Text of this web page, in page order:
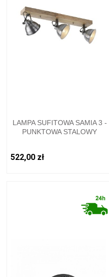
LAMPA SUFITOWA SAMIA 3 -
PUNKTOWA STALOWY
522,00 zł